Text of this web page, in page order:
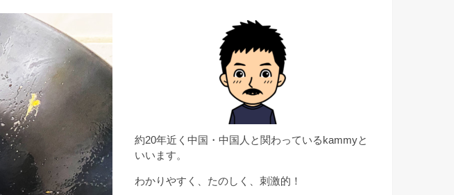
約20年近く中国・中国人と関わっているkammyと
いいます。
わかりやすく、たのしく、刺激的！